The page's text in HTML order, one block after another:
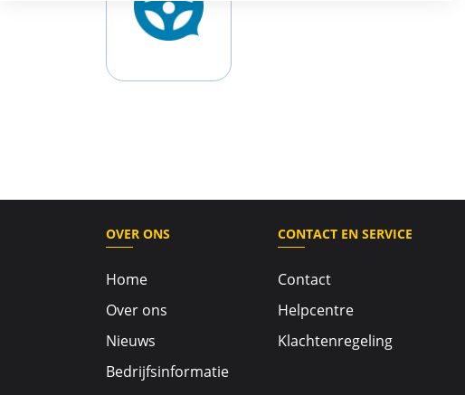
OVER ONS
Home
Over ons
Nieuws
Bedrijfsinformatie
CONTACT EN SERVICE
Contact
Helpcentre
Klachtenregeling